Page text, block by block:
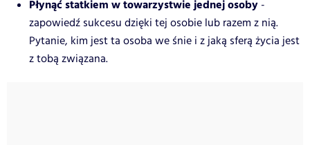
Płynąć statkiem w towarzystwie jednej osoby -
zapowiedź sukcesu dzięki tej osobie lub razem z nią.
Pytanie, kim jest ta osoba we śnie i z jaką sferą życia jest
z tobą związana.